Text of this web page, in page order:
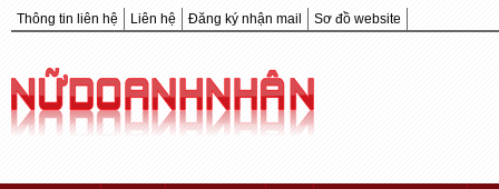
Thông tin liên hệ Liên hệ Đăng ký nhận mail Sơ đồ website